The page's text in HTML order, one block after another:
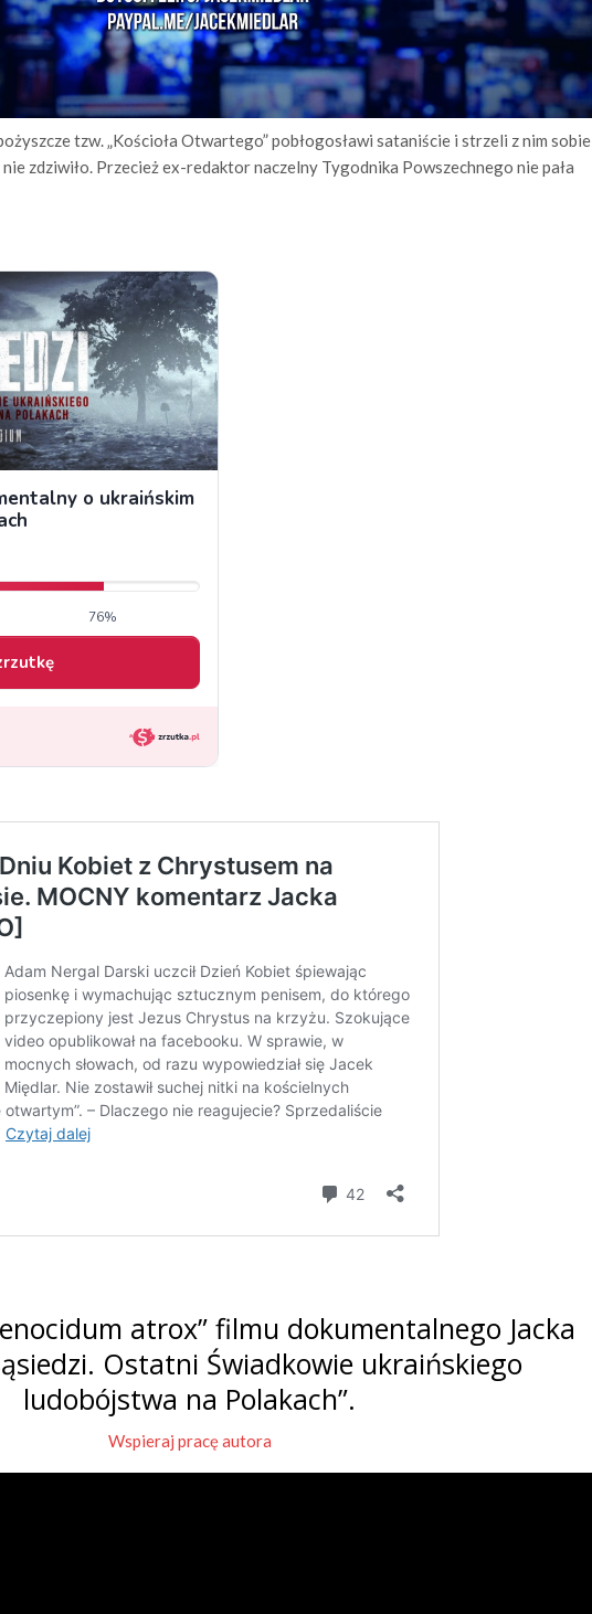
tzw. „Kościoła Otwartego” pobłogosławi sataniście i strzeli z nim sobie
zdziwiło. Przecież ex-redaktor naczelny Tygodnika Powszechnego nie pała
atrox” filmu dokumentalnego Jacka
Ostatni Świadkowie ukraińskiego
ludobójstwa na Polakach”.
Wspieraj pracę autora